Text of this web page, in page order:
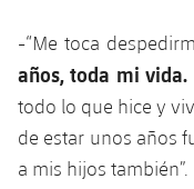
Palau Blaugrana
Estadi Johan
SUB11 B
SUB10 A
Clasificación
Jugadores
Fotos
Cadete B
Infantil A
Infantil B
Calendario
Entradas
plusicon
Actualidad
Calendario
Base
plusicon
Actualidad
PLUSICON
MÁS
-“Me toca
años, toda mi vida.
todo lo que hice y
de estar unos años
a mis hijos también”.